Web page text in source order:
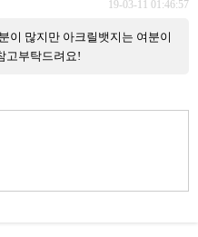
19-03-11 01:46:57
이 많지만 아크릴뱃지는 여분이
고부탁드려요!